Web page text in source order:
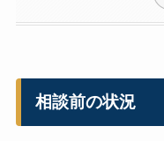
相談前の状況